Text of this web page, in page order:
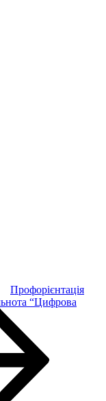
Профорієнтація
“Цифрова